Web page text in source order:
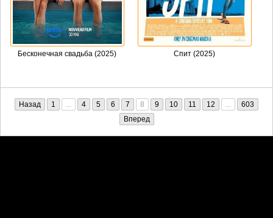
Бесконечная свадьба (2025) Спит (2025)
Назад 1 ... 4 5 6 7 8 9 10 11 12 ...
603
Вперед